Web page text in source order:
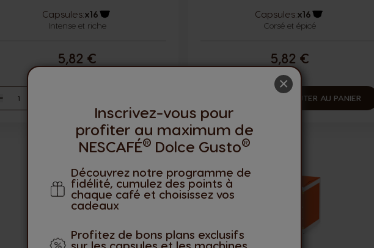
Capsules:x16
Icône capsules
Intense et riche
5,82 €
Diminuer
Quantité
Capsules:x16
Icône capsules
Corsé et épicé
5,82 €
AJOUTER AU PANIER
INTENSITÉ5
×
Inscrivez-vous pour
profiter au maximum de
NESCAFÉ® Dolce Gusto®
Découvrez notre programme de
fidélité, cumulez des points à
chaque café et choisissez vos
cadeaux
Profitez de bons plans exclusifs